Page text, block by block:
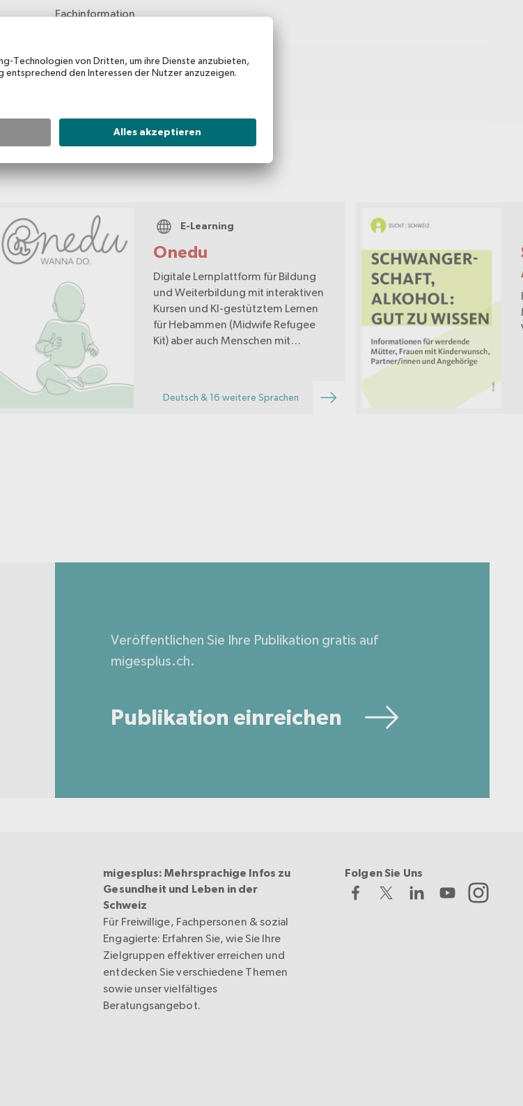
Fachinformation
Onedu
E-Learning
Digitale Lernplattform für Bildung
und Weiterbildung mit interaktiven
Kursen und KI-gestütztem Lernen
für Hebammen (Midwife Refugee
Kit) aber auch Menschen mit
Deutsch & 16 weitere Sprachen
Veröffentlichen Sie Ihre Publikation gratis auf
migesplus.ch.
Publikation einreichen
migesplus: Mehrsprachige Infos zu
Gesundheit und Leben in der
Schweiz
Für Freiwillige, Fachpersonen & sozial
Engagierte: Erfahren Sie, wie Sie Ihre
Zielgruppen effektiver erreichen und
entdecken Sie verschiedene Themen
sowie unser vielfältiges
Beratungsangebot.
Folgen Sie Uns